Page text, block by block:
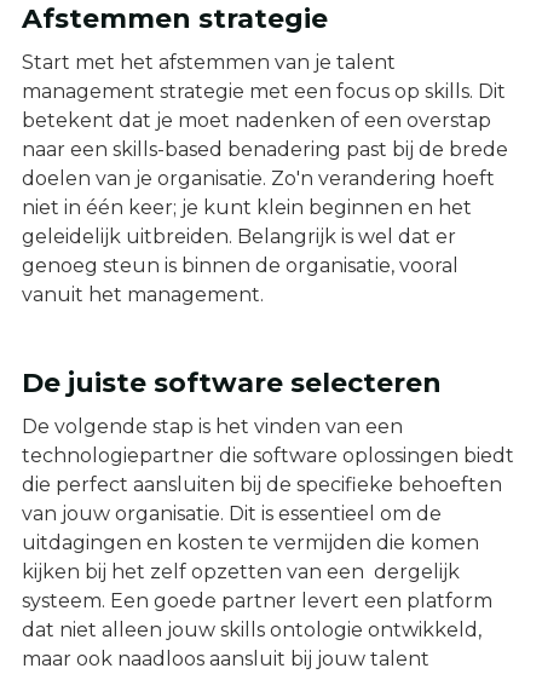
Afstemmen strategie
Start met het afstemmen van je talent
management strategie met een focus op skills. Dit
betekent dat je moet nadenken of een overstap
naar een skills-based benadering past bij de brede
doelen van je organisatie. Zo'n verandering hoeft
niet in één keer; je kunt klein beginnen en het
geleidelijk uitbreiden. Belangrijk is wel dat er
genoeg steun is binnen de organisatie, vooral
vanuit het management.
De juiste software selecteren
De volgende stap is het vinden van een
technologiepartner die software oplossingen biedt
die perfect aansluiten bij de specifieke behoeften
van jouw organisatie. Dit is essentieel om de
uitdagingen en kosten te vermijden die komen
kijken bij het zelf opzetten van een dergelijk
systeem. Een goede partner levert een platform
dat niet alleen jouw skills ontologie ontwikkeld,
maar ook naadloos aansluit bij jouw talent